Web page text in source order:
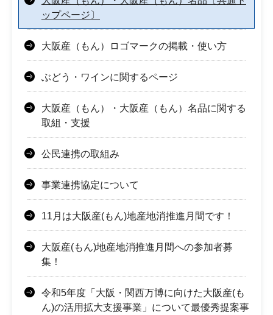
ップページ〕
大阪産（もん）ロゴマークの掲載・使い方
ぶどう・ワインに関するページ
大阪産（もん）・大阪産（もん）名品に関する
取組・支援
公民連携の取組み
事業連携協定について
11月は大阪産(もん)地産地消推進月間です！
大阪産(もん)地産地消推進月間への参加者募
集！
令和5年度「大阪・関西万博に向けた大阪産(も
ん)の活用拡大支援事業」について最優秀提案事